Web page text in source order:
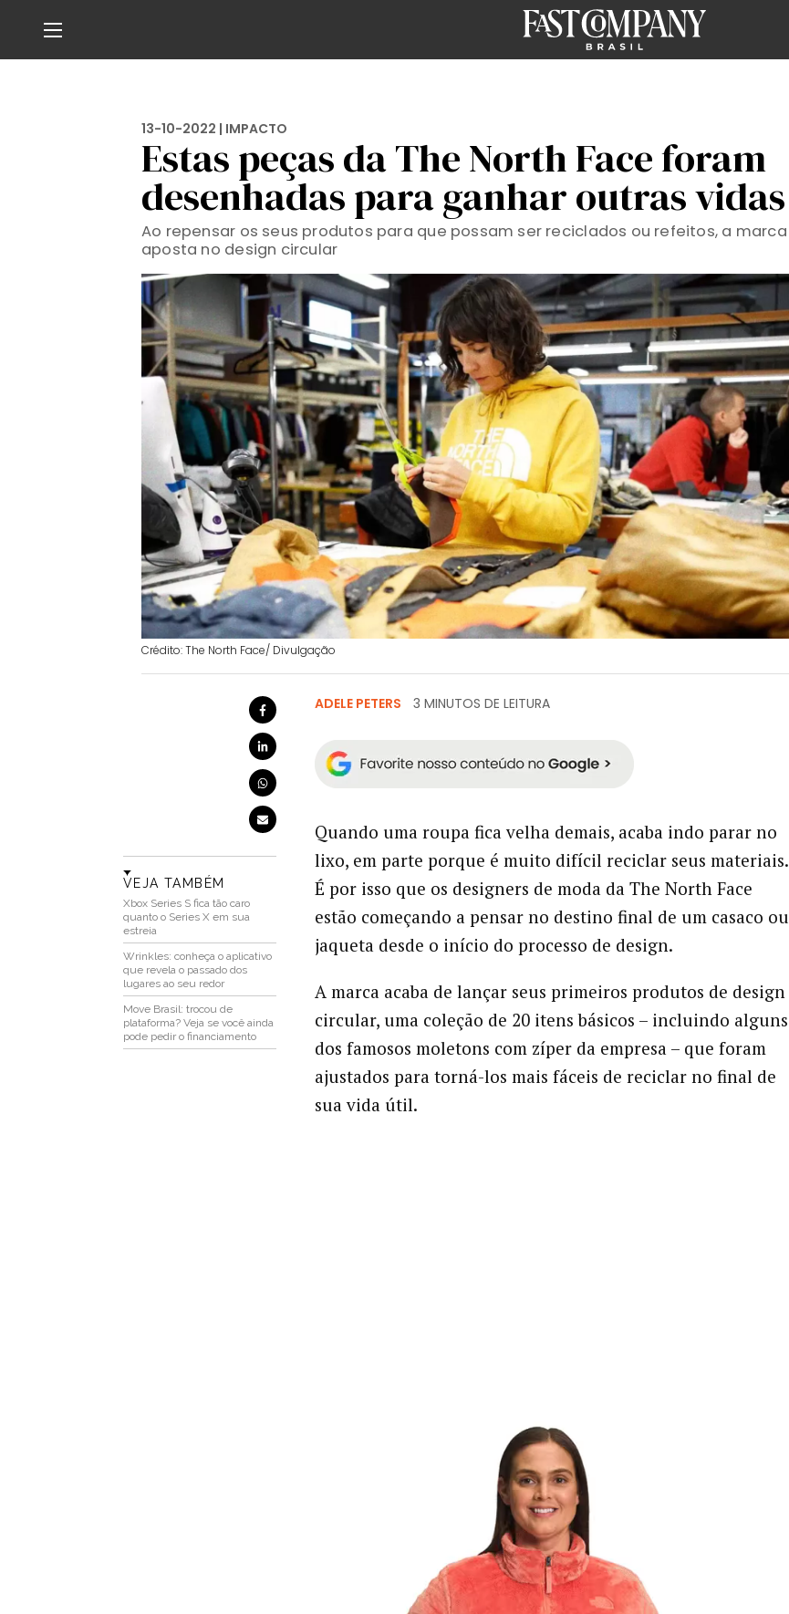
13-10-2022 | IMPACTO
Estas peças da The North Face foram
desenhadas para ganhar outras vidas
Ao repensar os seus produtos para que possam ser reciclados ou refeitos, a marca
aposta no design circular
Crédito: The North Face/ Divulgação
VEJA TAMBÉM
Xbox Series S fica tão caro
quanto o Series X em sua
estreia
Wrinkles: conheça o aplicativo
que revela o passado dos
lugares ao seu redor
Move Brasil: trocou de
plataforma? Veja se você ainda
pode pedir o financiamento
ADELE PETERS 3 MINUTOS DE LEITURA
Quando uma roupa fica velha demais, acaba indo parar no
lixo, em parte porque é muito difícil reciclar seus materiais.
É por isso que os designers de moda da The North Face
estão começando a pensar no destino final de um casaco ou
jaqueta desde o início do processo de design.
A marca acaba de lançar seus primeiros produtos de design
circular, uma coleção de 20 itens básicos – incluindo alguns
dos famosos moletons com zíper da empresa – que foram
ajustados para torná-los mais fáceis de reciclar no final de
sua vida útil.